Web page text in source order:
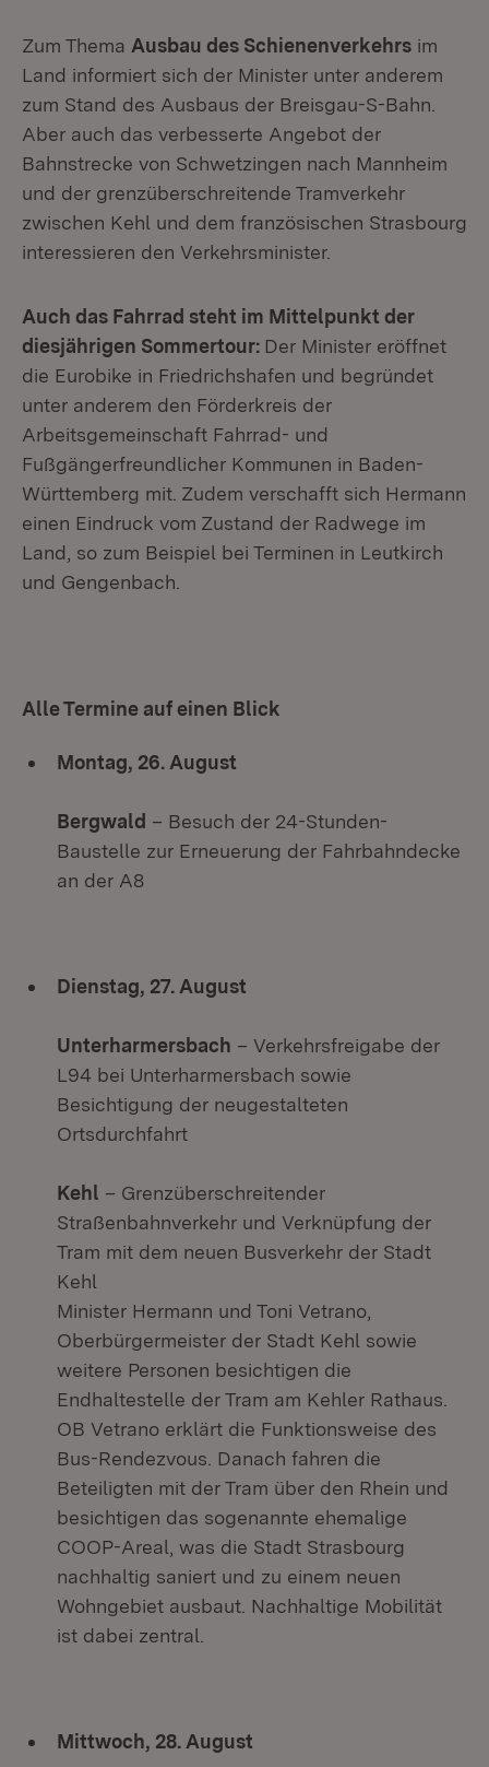
Zum Thema Ausbau des Schienenverkehrs im
Land informiert sich der Minister unter anderem
zum Stand des Ausbaus der Breisgau-S-Bahn.
Aber auch das verbesserte Angebot der
Bahnstrecke von Schwetzingen nach Mannheim
und der grenzüberschreitende Tramverkehr
zwischen Kehl und dem französischen Strasbourg
interessieren den Verkehrsminister.
Auch das Fahrrad steht im Mittelpunkt der
diesjährigen Sommertour: Der Minister eröffnet
die Eurobike in Friedrichshafen und begründet
unter anderem den Förderkreis der
Arbeitsgemeinschaft Fahrrad- und
Fußgängerfreundlicher Kommunen in Baden-
Württemberg mit. Zudem verschafft sich Hermann
einen Eindruck vom Zustand der Radwege im
Land, so zum Beispiel bei Terminen in Leutkirch
und Gengenbach.
Alle Termine auf einen Blick
Montag, 26. August
Bergwald – Besuch der 24-Stunden-
Baustelle zur Erneuerung der Fahrbahndecke
an der A8
Dienstag, 27. August
Unterharmersbach – Verkehrsfreigabe der
L94 bei Unterharmersbach sowie
Besichtigung der neugestalteten
Ortsdurchfahrt
Kehl – Grenzüberschreitender
Straßenbahnverkehr und Verknüpfung der
Tram mit dem neuen Busverkehr der Stadt
Kehl
Minister Hermann und Toni Vetrano,
Oberbürgermeister der Stadt Kehl sowie
weitere Personen besichtigen die
Endhaltestelle der Tram am Kehler Rathaus.
OB Vetrano erklärt die Funktionsweise des
Bus-Rendezvous. Danach fahren die
Beteiligten mit der Tram über den Rhein und
besichtigen das sogenannte ehemalige
COOP-Areal, was die Stadt Strasbourg
nachhaltig saniert und zu einem neuen
Wohngebiet ausbaut. Nachhaltige Mobilität
ist dabei zentral.
Mittwoch, 28. August